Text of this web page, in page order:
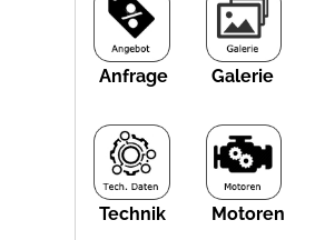
Anfrage Galerie
Technik Motoren